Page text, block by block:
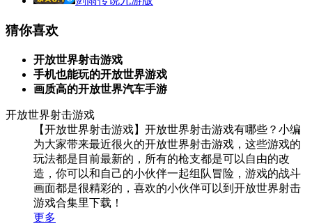
猜你喜欢
开放世界射击游戏
手机也能玩的开放世界游戏
画质高的开放世界汽车手游
开放世界射击游戏
【开放世界射击游戏】开放世界射击游戏有哪些？小编
为大家带来最近很火的开放世界射击游戏，这些游戏的
玩法都是目前最新的，所有的枪支都是可以自由的改
造，你可以和自己的小伙伴一起组队冒险，游戏的战斗
画面都是很精彩的，喜欢的小伙伴可以到开放世界射击
游戏合集里下载！
更多